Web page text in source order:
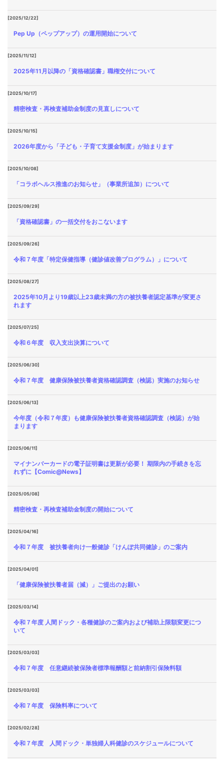
[2025/12/22]
Pep Up（ペップアップ）の運用開始について
[2025/11/12]
2025年11月以降の「資格確認書」職権交付について
[2025/10/17]
精密検査・再検査補助金制度の見直しについて
[2025/10/15]
2026年度から「子ども・子育て支援金制度」が始まります
[2025/10/08]
「コラボヘルス推進のお知らせ」（事業所追加）について
[2025/09/29]
「資格確認書」の一括交付をおこないます
[2025/09/26]
令和７年度「特定保健指導（健診値改善プログラム）」について
[2025/08/27]
2025年10月より19歳以上23歳未満の方の被扶養者認定基準が変更さ
れます
[2025/07/25]
令和６年度 収入支出決算について
[2025/06/30]
令和７年度 健康保険被扶養者資格確認調査（検認）実施のお知らせ
[2025/06/13]
今年度（令和７年度）も健康保険被扶養者資格確認調査（検認）が始
まります
[2025/06/11]
マイナンバーカードの電子証明書は更新が必要！ 期限内の手続きを忘
れずに【Comic@News】
[2025/05/08]
精密検査・再検査補助金制度の開始について
[2025/04/16]
令和７年度 被扶養者向け一般健診「けんぽ共同健診」のご案内
[2025/04/01]
「健康保険被扶養者届（減）」ご提出のお願い
[2025/03/14]
令和７年度 人間ドック・各種健診のご案内および補助上限額変更につ
いて
[2025/03/03]
令和７年度 任意継続被保険者標準報酬額と前納割引保険料額
[2025/03/03]
令和７年度 保険料率について
[2025/02/28]
令和７年度 人間ドック・単独婦人科健診のスケジュールについて